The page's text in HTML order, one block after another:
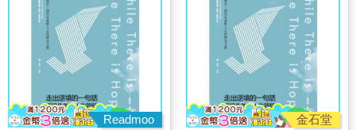
Readmoo
金石堂